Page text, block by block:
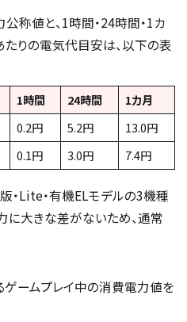
値と、1時間・24時間・1カ
たりの電気代目安は、以下の表
1時間 24時間
1カ月
0.2円 5.2円
13.0円
0.1円 3.0円 7.4円
Lite・有機ELモデルの3機種
に大きな差がないため、通常
ゲームプレイ中の消費電力値を